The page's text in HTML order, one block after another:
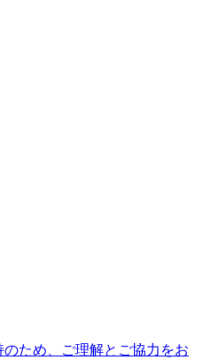
ため、ご理解とご協力をお